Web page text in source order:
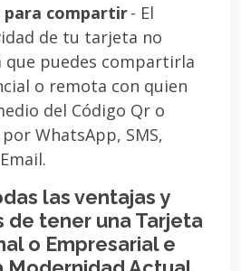
para compartir- El
de tu tarjeta no
puedes compartirla
o remota con quien
del Código Qr o
WhatsApp, SMS,
las ventajas y
de tener una Tarjeta
o Empresarial e